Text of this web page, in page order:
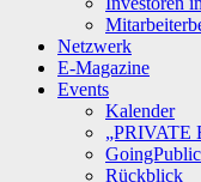
Netzwerk
E-Magazine
Events
Kalender
Rückblick